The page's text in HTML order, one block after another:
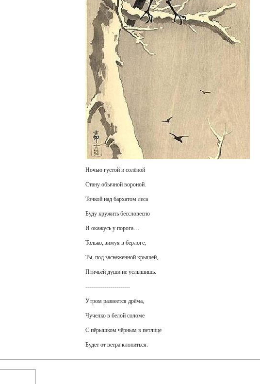
Ночью густой и солёной
Стану обычной вороной.
Точкой над бархатом леса
Буду кружить бессловесно
И окажусь у порога…
Только, зимуя в берлоге,
Ты, под заснеженной крышей,
Птичьей души не услышишь.
-----------------------
Утром развеется дрёма,
Чучелко в белой соломе
С пёрышком чёрным в петлице
Будет от ветра клониться.